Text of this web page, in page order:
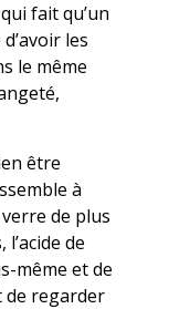
fait qu’un
les
le même
être
à
de plus
de
même et de
de regarder